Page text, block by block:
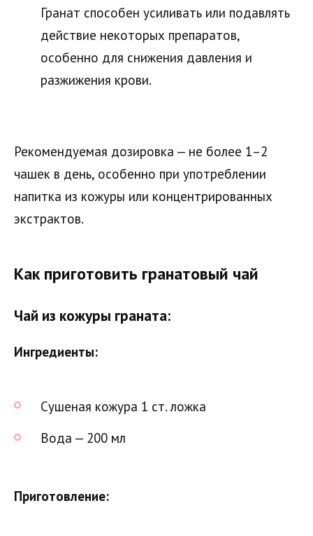
Гранат способен усиливать или подавлять
действие некоторых препаратов,
особенно для снижения давления и
разжижения крови.
Рекомендуемая дозировка — не более 1–2
чашек в день, особенно при употреблении
напитка из кожуры или концентрированных
экстрактов.
Как приготовить гранатовый чай
Чай из кожуры граната:
Ингредиенты:
Сушеная кожура 1 ст. ложка
Вода — 200 мл
Приготовление: